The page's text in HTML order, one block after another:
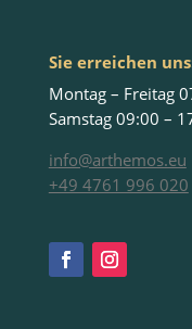
Sie erreichen
Montag – Freitag
Samstag 09:00 –
info@arthemos.eu
+49 4761 996 020